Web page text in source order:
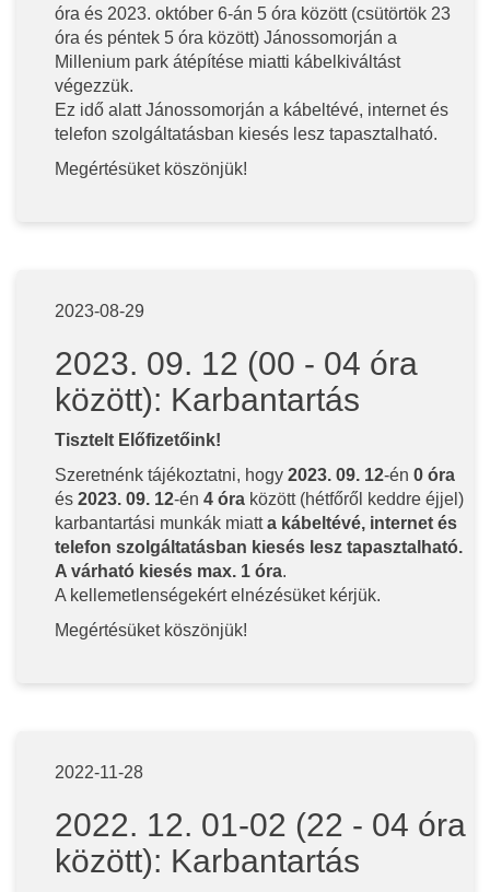
óra és 2023. október 6-án 5 óra között (csütörtök 23
óra és péntek 5 óra között) Jánossomorján a
Millenium park átépítése miatti kábelkiváltást
végezzük.
Ez idő alatt Jánossomorján a kábeltévé, internet és
telefon szolgáltatásban kiesés lesz tapasztalható.
Megértésüket köszönjük!
2023-08-29
2023. 09. 12 (00 - 04 óra
között): Karbantartás
Tisztelt Előfizetőink!
Szeretnénk tájékoztatni, hogy 2023. 09. 12-én 0 óra
és 2023. 09. 12-én 4 óra között (hétfőről keddre éjjel)
karbantartási munkák miatta kábeltévé, internet és
telefon szolgáltatásban kiesés lesz tapasztalható.
A várható kiesés max. 1 óra.
A kellemetlenségekért elnézésüket kérjük.
Megértésüket köszönjük!
2022-11-28
2022. 12. 01-02 (22 - 04 óra
között): Karbantartás